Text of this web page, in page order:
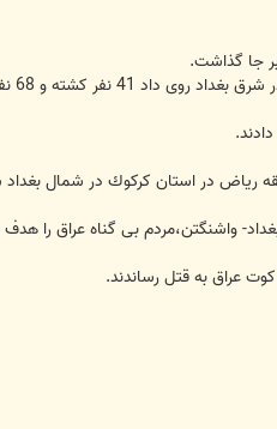
كشته و 68 نفر زخمی شدند.
ریاض در استان كركوك در شمال
واشنگتن،مردم بی گناه عراق را
عراق به قتل رساندند.